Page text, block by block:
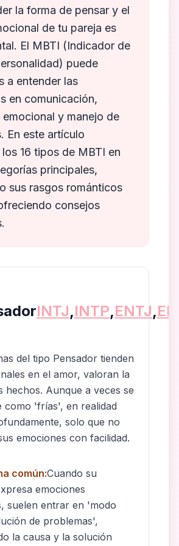
la forma de pensar y el
de tu pareja es
El MBTI (Indicador de
puede
a entender las
en comunicación,
emocional y manejo de
En este artículo
16 tipos de MBTI en
principales,
sus rasgos románticos
consejos
INTJ,INTP,ENTJ,
del tipo Pensador tienden
en el amor, valoran la
hechos. Aunque a veces se
como 'frías', en realidad
solo que no
emociones con facilidad.
común:Cuando su
emociones
suelen entrar en 'modo
de problemas',
la causa y la solución